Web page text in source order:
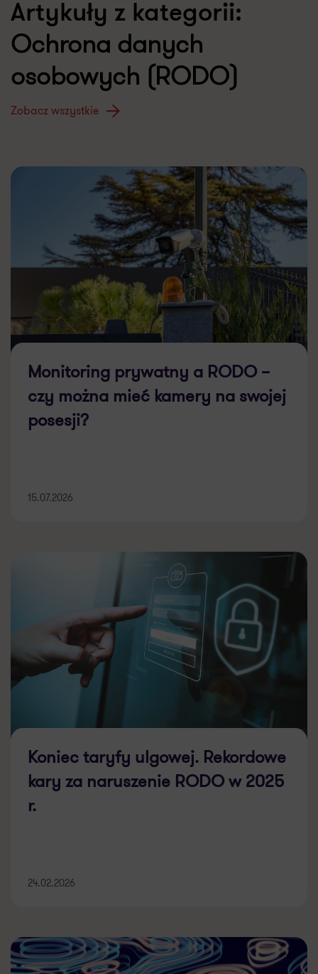
Artykuły z kategorii:
Ochrona danych
osobowych (RODO)
Zobacz wszystkie
Monitoring prywatny a RODO –
czy można mieć kamery na swojej
posesji?
15.07.2026
Koniec taryfy ulgowej. Rekordowe
kary za naruszenie RODO w 2025
r.
24.02.2026